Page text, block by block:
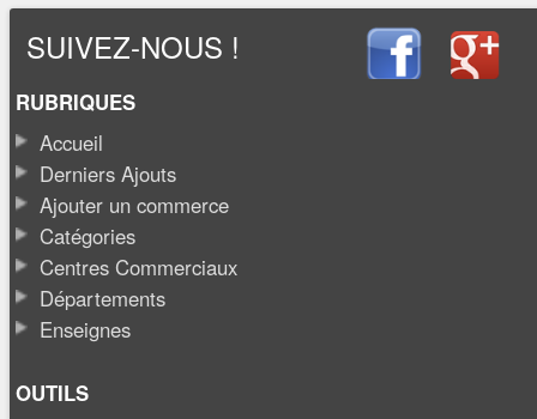
SUIVEZ-NOUS !
RUBRIQUES
Accueil
Derniers Ajouts
Ajouter un commerce
Catégories
Centres Commerciaux
Départements
Enseignes
OUTILS